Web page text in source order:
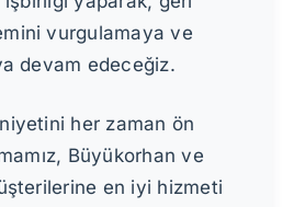
vurgulamaya ve
devam edeceğiz.
her zaman ön
Büyükorhan ve
en iyi hizmeti